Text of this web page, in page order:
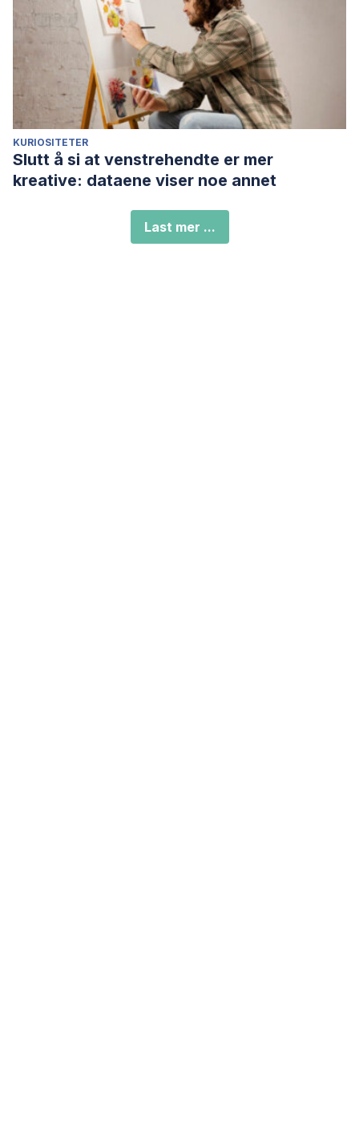
KURIOSITETER
Slutt å si at venstrehendte er mer
kreative: dataene viser noe annet
Last mer ...